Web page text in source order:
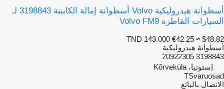
أسطوانة هيدروليكية Volvo أسطوانة إمالة الكابينة 3198843 لـ
السيارات القاطرة Volvo FM9
TND 143.000 €42.25 ≈ $48.82
أسطوانة هيدروليكية
3198843 20922305
إستونيا، Kõrveküla
TSvaruosad
الاتصال بالبائع